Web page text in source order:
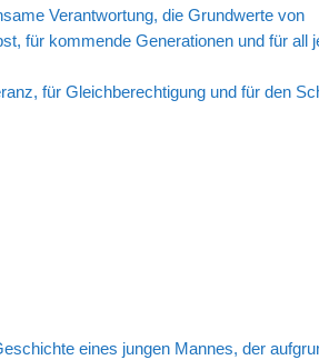
Verantwortung, die Grundwerte von
für kommende Generationen und für all
für Gleichberechtigung und für den
eines jungen Mannes, der